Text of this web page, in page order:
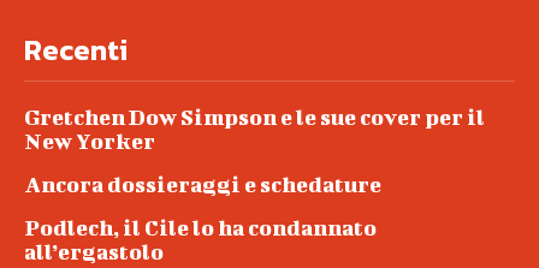
Recenti
Gretchen Dow Simpson e le sue cover per il
New Yorker
Ancora dossieraggi e schedature
Podlech, il Cile lo ha condannato
all’ergastolo